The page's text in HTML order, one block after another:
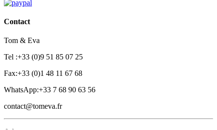
Contact
Tom & Eva
Tel :+33 (0)9 51 85 07 25
Fax:+33 (0)1 48 11 67 68
WhatsApp:+33 7 68 90 63 56
contact@tomeva.fr